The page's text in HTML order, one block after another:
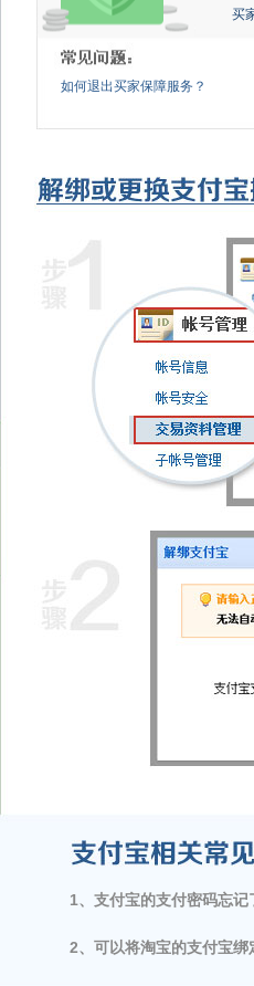
买
如何退出买家保障服务？
1、支付宝的支付密码忘
2、可以将淘宝的支付宝